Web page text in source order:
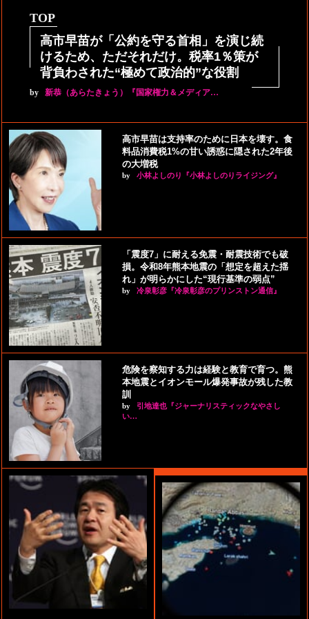
TOP
高市早苗が「公約を守る首相」を演じ続
けるため、ただそれだけ。税率1％策が
背負わされた“極めて政治的”な役割
by 新恭（あらたきょう）『国家権力＆メディア…
高市早苗は支持率のために日本を壊す。食
料品消費税1%の甘い誘惑に隠された2年後
の大増税
by 小林よしのり『小林よしのりライジング』
「震度7」に耐える免震・耐震技術でも破
損。令和8年熊本地震の「想定を超えた揺
れ」が明らかにした“現行基準の弱点”
by 冷泉彰彦『冷泉彰彦のプリンストン通信』
危険を察知する力は経験と教育で育つ。熊
本地震とイオンモール爆発事故が残した教
訓
by
引地達也『ジャーナリスティックなやさし
い…